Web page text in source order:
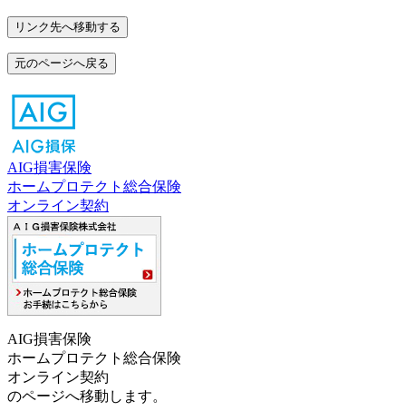
リンク先へ移動する
元のページへ戻る
AIG損害保険
ホームプロテクト総合保険
オンライン契約
AIG損害保険
ホームプロテクト総合保険
オンライン契約
のページへ移動します。